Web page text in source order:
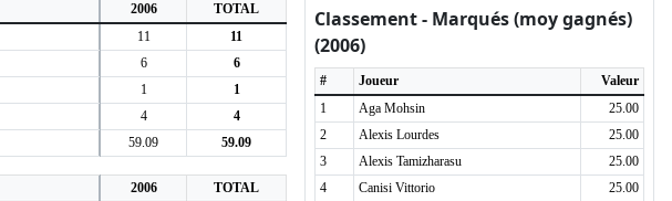
2006
TOTAL
11
11
6
6
1
1
4
4
59.09 59.09
2006
TOTAL
Classement - Marqués (moy gagnés)
(2006)
# Joueur
Valeur
1
Aga Mohsin
25.00
2
Alexis Lourdes
25.00
3
Alexis Tamizharasu
25.00
4
Canisi Vittorio
25.00